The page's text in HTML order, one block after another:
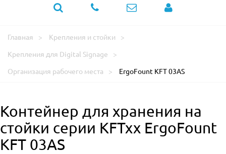
Главная
Крепления и стойки
Крепления для Digital Signage
Организация рабочего места
ErgoFount KFT 03AS
Контейнер для хранения на
стойки серии KFTxx ErgoFount
KFT 03AS